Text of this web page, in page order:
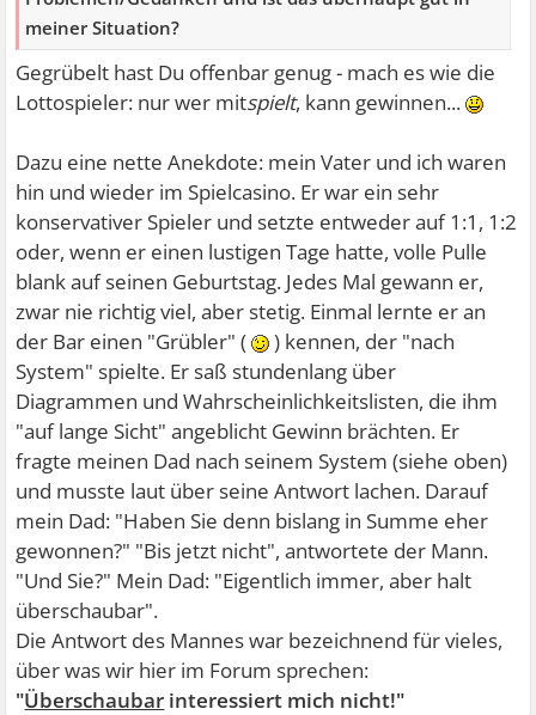
meiner Situation?
Gegrübelt hast Du offenbar genug - mach es wie die
Lottospieler: nur wer mitspielt, kann gewinnen...
Dazu eine nette Anekdote: mein Vater und ich waren
hin und wieder im Spielcasino. Er war ein sehr
konservativer Spieler und setzte entweder auf 1:1, 1:2
oder, wenn er einen lustigen Tage hatte, volle Pulle
blank auf seinen Geburtstag. Jedes Mal gewann er,
zwar nie richtig viel, aber stetig. Einmal lernte er an
der Bar einen "Grübler" (
) kennen, der "nach
System" spielte. Er saß stundenlang über
Diagrammen und Wahrscheinlichkeitslisten, die ihm
"auf lange Sicht" angeblicht Gewinn brächten. Er
fragte meinen Dad nach seinem System (siehe oben)
und musste laut über seine Antwort lachen. Darauf
mein Dad: "Haben Sie denn bislang in Summe eher
gewonnen?" "Bis jetzt nicht", antwortete der Mann.
"Und Sie?" Mein Dad: "Eigentlich immer, aber halt
überschaubar".
Die Antwort des Mannes war bezeichnend für vieles,
über was wir hier im Forum sprechen:
"Überschaubar interessiert mich nicht!"